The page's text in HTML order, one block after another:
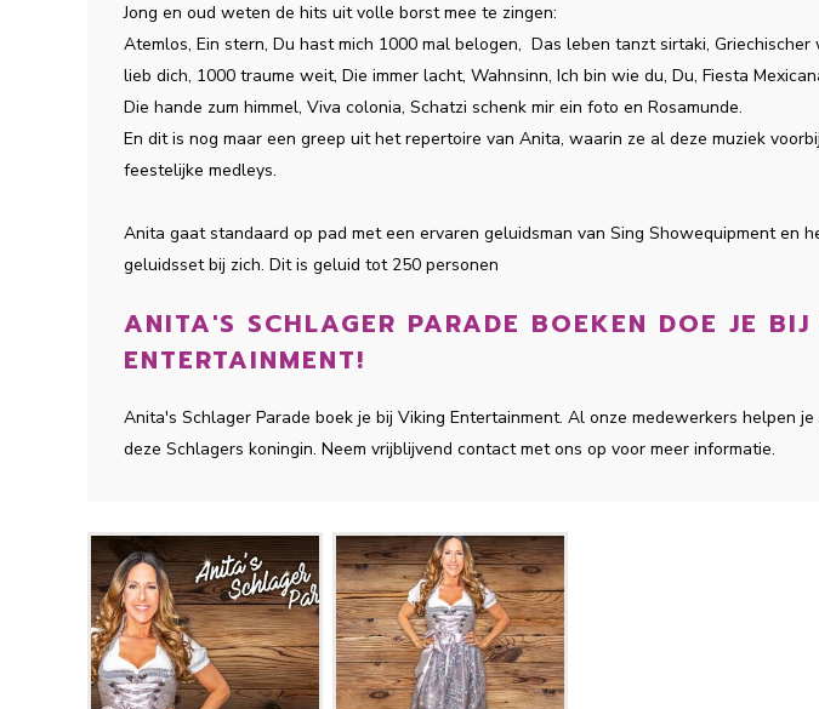
Jong en oud weten de hits uit volle borst mee te zingen:
Atemlos, Ein stern, Du hast mich 1000 mal belogen, Das leben tanzt sirtaki, Griechischer
lieb dich, 1000 traume weit, Die immer lacht, Wahnsinn, Ich bin wie du, Du, Fiesta
Die hande zum himmel, Viva colonia, Schatzi schenk mir ein foto en Rosamunde.
En dit is nog maar een greep uit het repertoire van Anita, waarin ze al deze muziek
feestelijke medleys.
Anita gaat standaard op pad met een ervaren geluidsman van Sing Showequipment en
geluidsset bij zich. Dit is geluid tot 250 personen
ANITA'S SCHLAGER PARADE BOEKEN DOE JE
ENTERTAINMENT!
Anita's Schlager Parade boek je bij Viking Entertainment. Al onze medewerkers helpen
deze Schlagers koningin. Neem vrijblijvend contact met ons op voor meer informatie.